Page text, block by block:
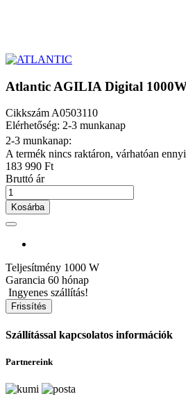
Atlantic AGILIA Digital
CikkszámA0503110
Elérhetőség: 2-3 munkanap
2-3 munkanap:
A termék nincs raktáron, várhatóan
183 990 Ft
Bruttó ár
Kosárba
Teljesítmény 1000 W
Garancia 60 hónap
Ingyenes szállítás!
Szállítással kapcsolatos információk
Partnereink